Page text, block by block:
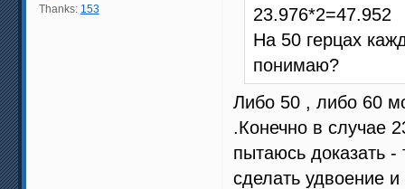
Thanks: 153
23.976*2=47.952
На 50 герцах
понимаю?
Либо 50 , либо 60
.Конечно в случае
пытаюсь доказать
сделать удвоение